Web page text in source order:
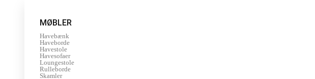
MØBLER
Havebænk
Haveborde
Havestole
Havesofaer
Loungestole
Rulleborde
Skamler